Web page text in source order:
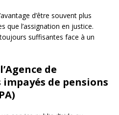
d’être souvent plus
que l’assignation en justice.
suffisantes face à un
de
de pensions